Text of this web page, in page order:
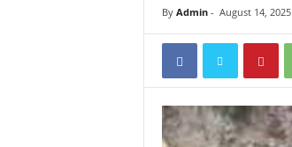
By Admin- August 14, 2025